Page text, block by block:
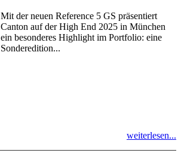
Mit der neuen Reference 5 GS präsentiert
Canton auf der High End 2025 in München
ein besonderes Highlight im Portfolio: eine
Sonderedition...
weiterlesen...